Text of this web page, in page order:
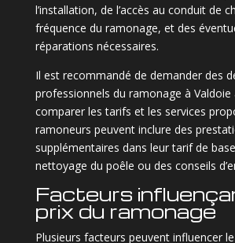
l’installation, de l’accès au conduit de
fréquence du ramonage, et des
réparations nécessaires.
Il est recommandé de demander des
professionnels du ramonage à Valdoie
comparer les tarifs et les services
ramoneurs peuvent inclure des
supplémentaires dans leur tarif de
nettoyage du poêle ou des conseils
Facteurs
prix du ramonage
Plusieurs facteurs peuvent influencer